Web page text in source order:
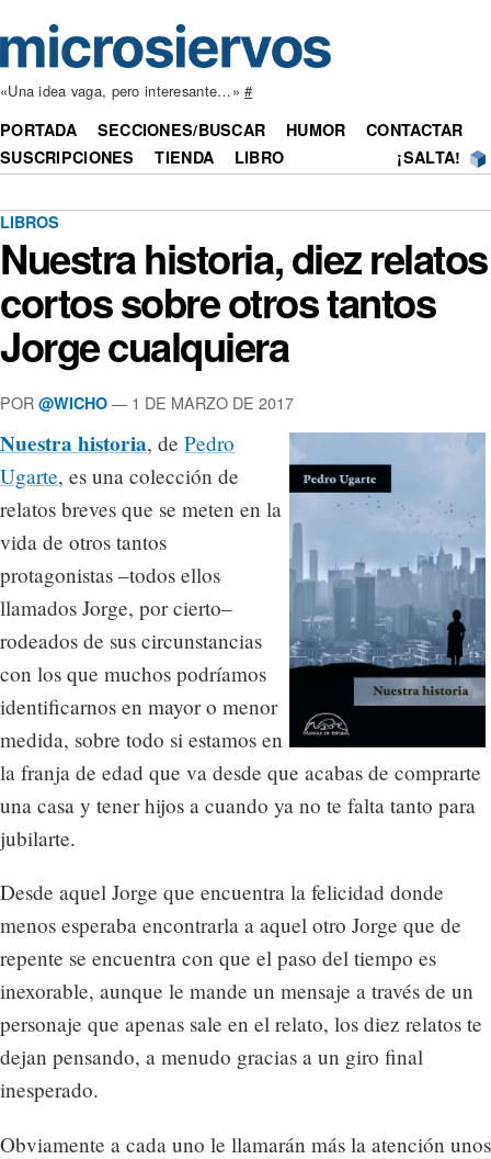
«Una idea vaga, pero interesante…»#
PORTADA SECCIONES/BUSCAR HUMOR
CONTACTAR
SUSCRIPCIONES
TIENDA LIBRO ¡SALTA!
LIBROS
Nuestra historia, diez relatos
cortos sobre otros tantos
Jorge cualquiera
POR @WICHO — 1 DE MARZO DE 2017
Nuestra historia, de Pedro
Ugarte, es una colección de
relatos breves que se meten en la
vida de otros tantos
protagonistas –todos ellos
llamados Jorge, por cierto–
rodeados de sus circunstancias
con los que muchos podríamos
identificarnos en mayor o menor
medida, sobre todo si estamos en
la franja de edad que va desde que acabas de comprarte
una casa y tener hijos a cuando ya no te falta tanto para
jubilarte.
Desde aquel Jorge que encuentra la felicidad donde
menos esperaba encontrarla a aquel otro Jorge que de
repente se encuentra con que el paso del tiempo es
inexorable, aunque le mande un mensaje a través de un
personaje que apenas sale en el relato, los diez relatos te
dejan pensando, a menudo gracias a un giro final
inesperado.
Obviamente a cada uno le llamarán más la atención unos